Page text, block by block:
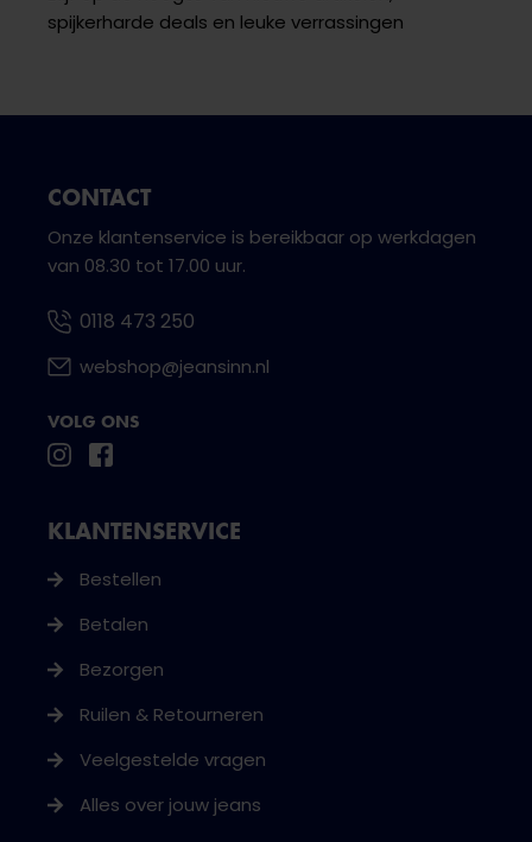
spijkerharde deals en leuke verrassingen
CONTACT
Onze klantenservice is bereikbaar op werkdagen
van 08.30 tot 17.00 uur.
0118 473 250
webshop@jeansinn.nl
VOLG ONS
KLANTENSERVICE
Bestellen
Betalen
Bezorgen
Ruilen & Retourneren
Veelgestelde vragen
Alles over jouw jeans